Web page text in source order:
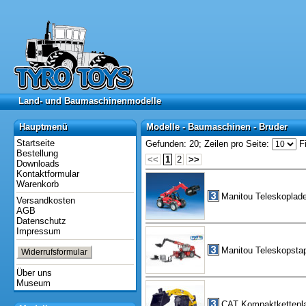
Land- und Baumaschinenmodelle
Land- und Baumaschinenmodelle
Hauptmenü
Hauptmenü
Startseite
Bestellung
Downloads
Kontaktformular
Warenkorb
Versandkosten
AGB
Datenschutz
Impressum
Widerrufsformular
Über uns
Museum
Modelle - Baumaschinen - Bruder
Modelle - Baumaschinen - Bruder
Gefunden: 20; Zeilen pro Seite:
<<
1 2 >>
Manitou
Manitou